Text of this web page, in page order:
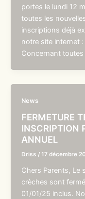
portes le lundi 12
toutes les
inscriptions déjà
notre site internet
Concernant
News
FERMETURE
INSCRIPTION
ANNUEL
Driss /17 décembre
Chers Parents, Le
crèches sont
01/01/25 inclus.